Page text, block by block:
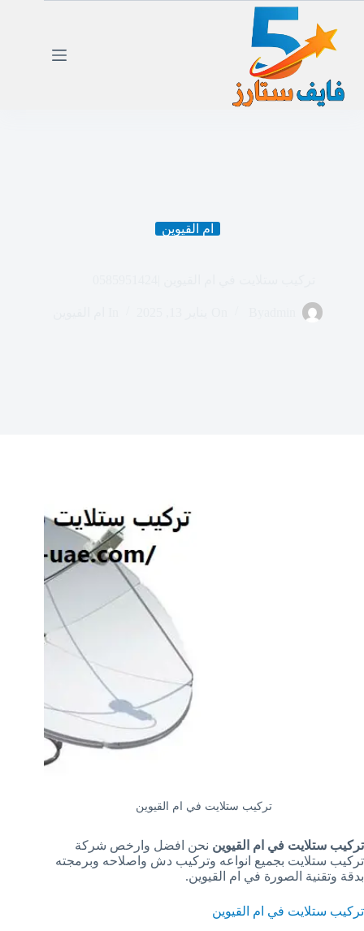
المحتوى
ام القيوين
تركيب ستلايت في ام القيوين
تركيب ستلايت في ام القيوين نحن افضل وارخص شركة
تركيب ستلايت بجميع انواعه وتركيب دش واصلاحه وبرمجته
بدقة وتقنية الصورة في ام القيوين.
تركيب ستلايت في ام القيوين